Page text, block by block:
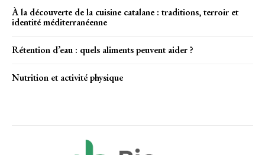
À la découverte de la cuisine catalane : traditions, terroir et
identité méditerranéenne
Rétention d’eau : quels aliments peuvent aider ?
Nutrition et activité physique